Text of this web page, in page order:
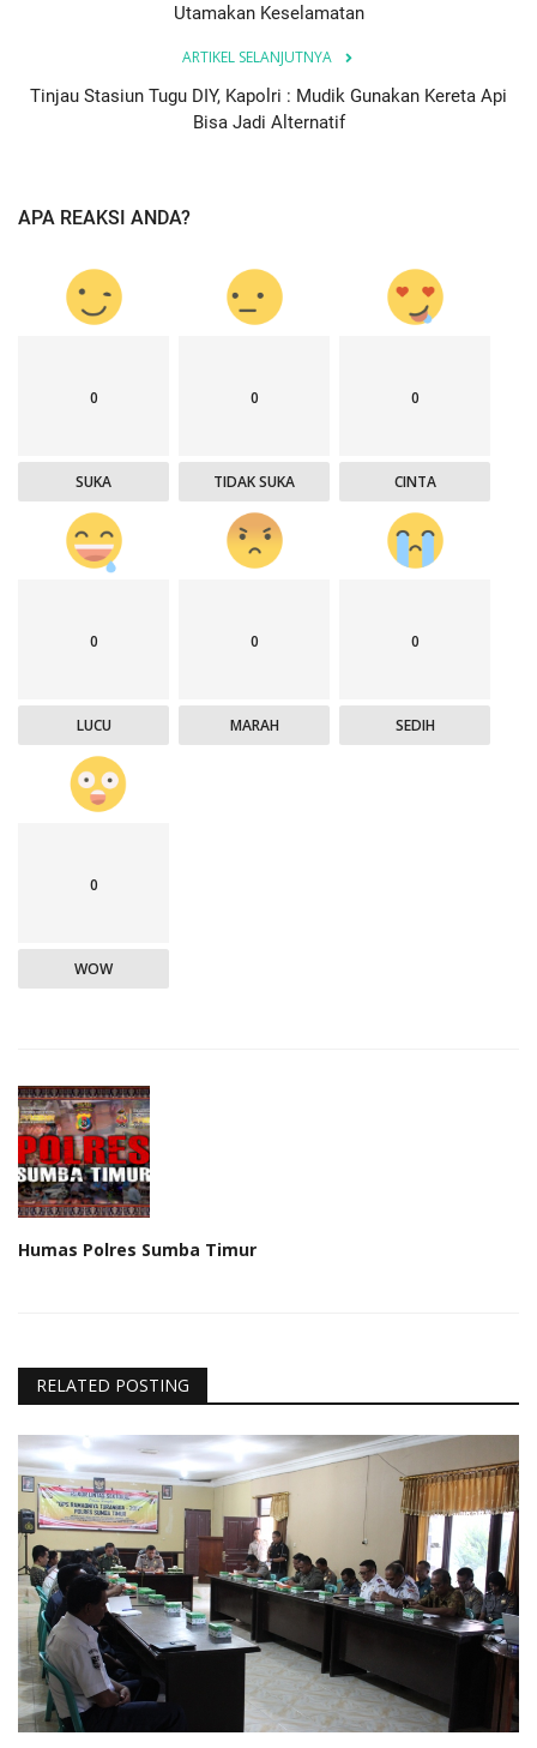
Utamakan Keselamatan
ARTIKEL SELANJUTNYA
Tinjau Stasiun Tugu DIY, Kapolri : Mudik Gunakan Kereta Api
Bisa Jadi Alternatif
APA REAKSI ANDA?
0
SUKA
0
TIDAK SUKA
0
CINTA
0
LUCU
0
MARAH
0
SEDIH
0
WOW
Humas Polres Sumba Timur
RELATED POSTING